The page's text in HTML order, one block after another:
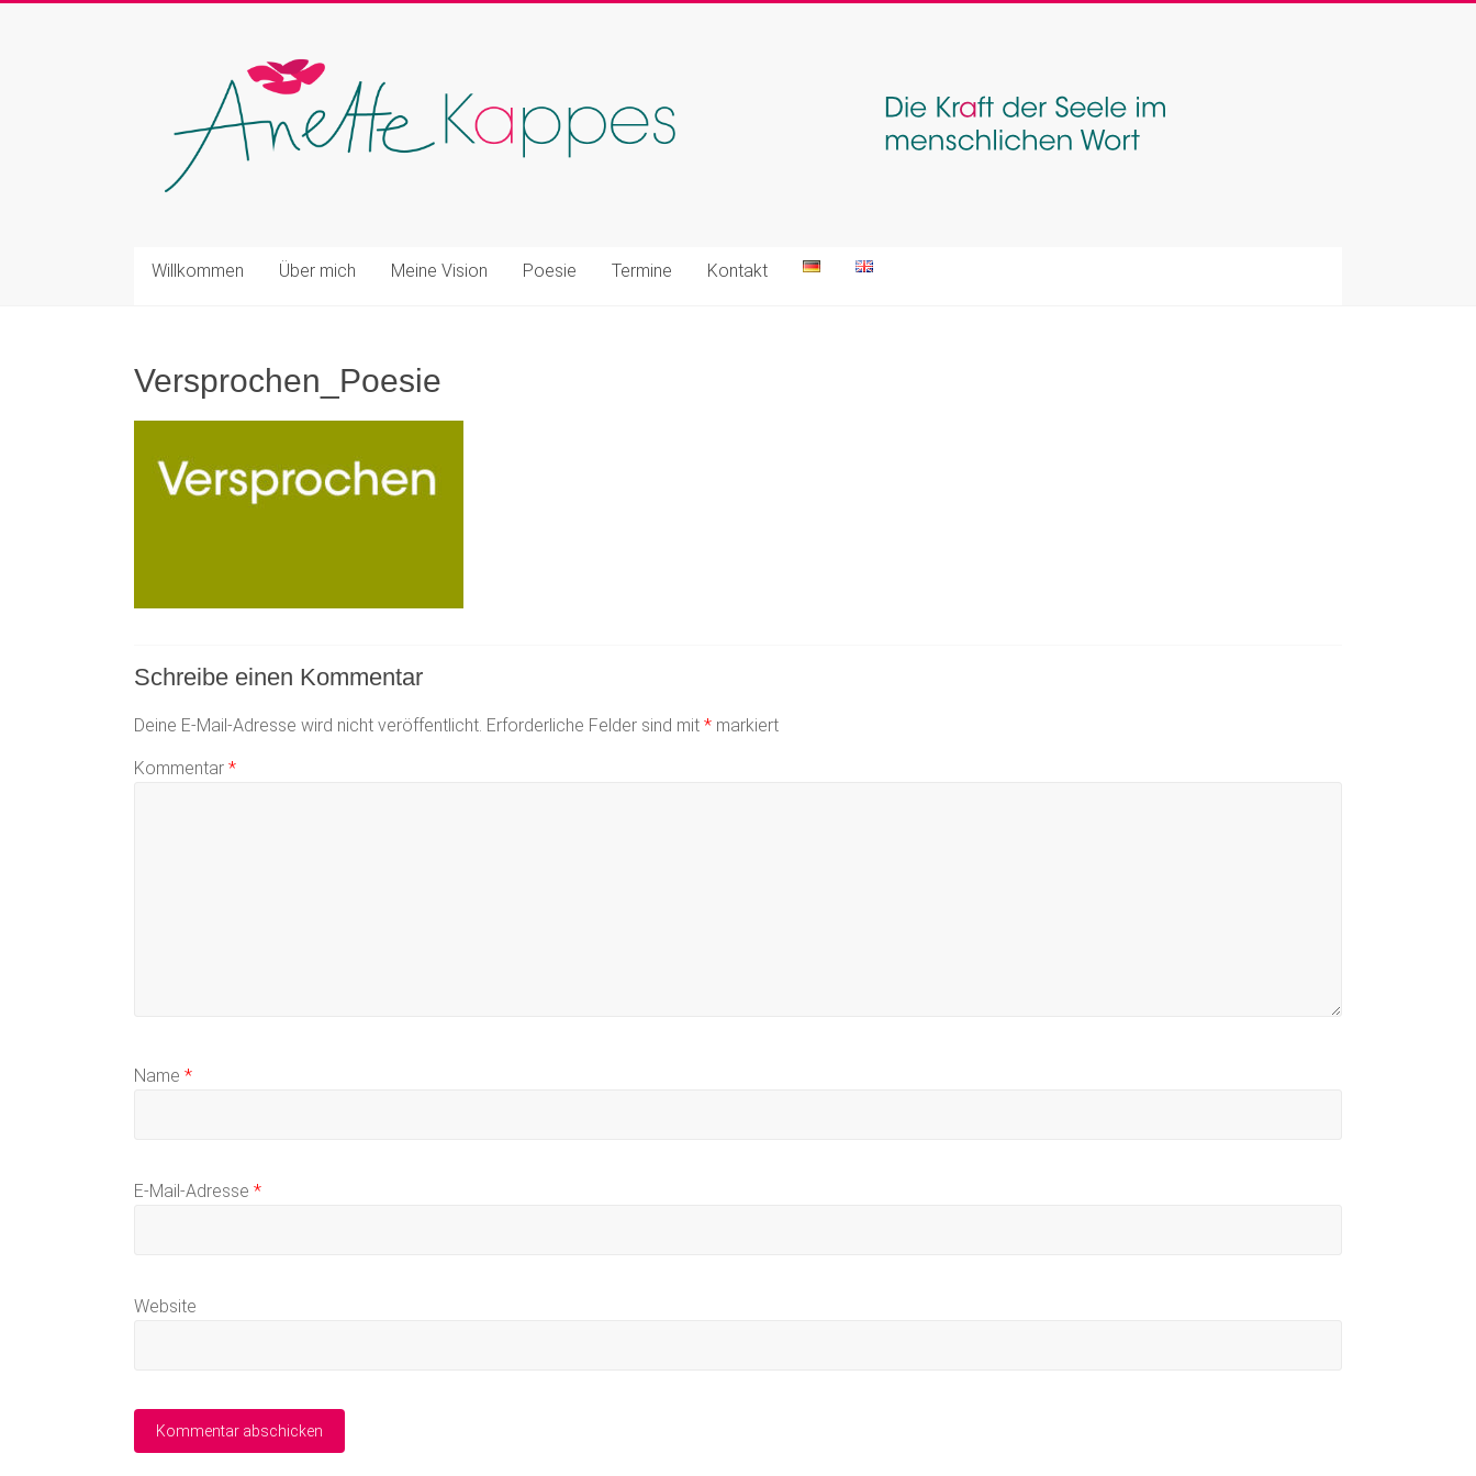
Kappes
Willkommen Über mich Meine Vision Poesie Termine Kontakt
Versprochen_Poesie
Schreibe einen Kommentar
Deine E-Mail-Adresse wird nicht veröffentlicht. Erforderliche Felder sind mit * markiert
Kommentar *
Name *
E-Mail-Adresse *
Website